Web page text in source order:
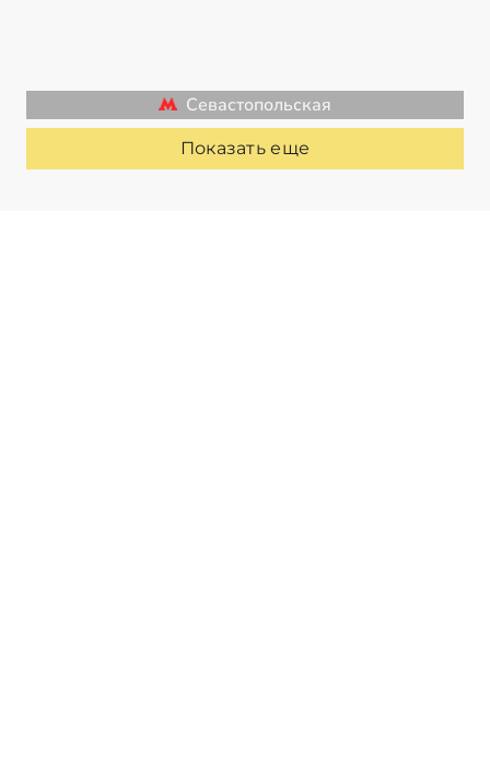
Севастопольская
Показать еще